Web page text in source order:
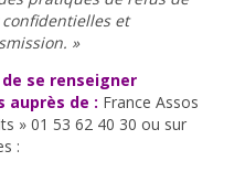
et
»
se renseigner
auprès de : France Assos
» 01 53 62 40 30 ou sur
: